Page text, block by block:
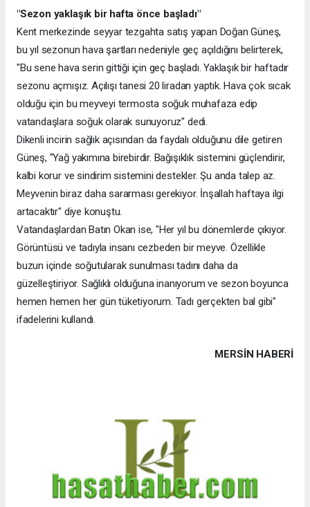
"Sezon yaklaşık bir hafta önce başladı"
Kent merkezinde seyyar tezgahta satış yapan Doğan Güneş,
bu yıl sezonun hava şartları nedeniyle geç açıldığını belirterek,
"Bu sene hava serin gittiği için geç başladı. Yaklaşık bir haftadır
sezonu açmışız. Açılışı tanesi 20 liradan yaptık. Hava çok sıcak
olduğu için bu meyveyi termosta soğuk muhafaza edip
vatandaşlara soğuk olarak sunuyoruz" dedi.
Dikenli incirin sağlık açısından da faydalı olduğunu dile getiren
Güneş, "Yağ yakımına birebirdir. Bağışıklık sistemini güçlendirir,
kalbi korur ve sindirim sistemini destekler. Şu anda talep az.
Meyvenin biraz daha sararması gerekiyor. İnşallah haftaya ilgi
artacaktır" diye konuştu.
Vatandaşlardan Batın Okan ise, "Her yıl bu dönemlerde çıkıyor.
Görüntüsü ve tadıyla insanı cezbeden bir meyve. Özellikle
buzun içinde soğutularak sunulması tadını daha da
güzelleştiriyor. Sağlıklı olduğuna inanıyorum ve sezon boyunca
hemen hemen her gün tüketiyorum. Tadı gerçekten bal gibi"
ifadelerini kullandı.
MERSIN HABERİ